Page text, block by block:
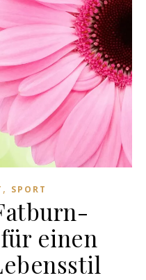
, SPORT
einen